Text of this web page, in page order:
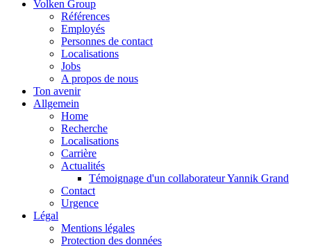
Volken Group
Références
Employés
Personnes de contact
Localisations
Jobs
A propos de nous
Ton avenir
Allgemein
Home
Recherche
Localisations
Carrière
Actualités
Témoignage d'un collaborateur Yannik Grand
Contact
Urgence
Légal
Mentions légales
Protection des données